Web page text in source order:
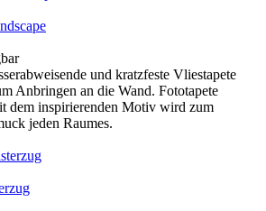
und kratzfeste Vliestapete
Anbringen an die Wand. Fototapete
dem inspirierenden Motiv wird zum
jeden Raumes.